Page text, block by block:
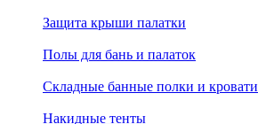
Защита крыши палатки
Полы для бань и палаток
Складные банные полки и кровати
Накидные тенты